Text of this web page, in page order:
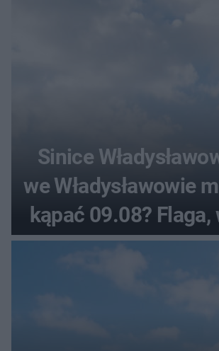
Sinice
we Władysławowie
kąpać 09.08? Flaga,
pogodowe